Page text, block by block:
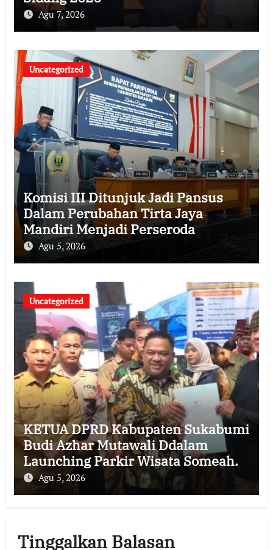
Agu 7, 2026
Uncategorized
Komisi III Ditunjuk Jadi Pansus
Dalam Perubahan Tirta Jaya
Mandiri Menjadi Perseroda
Agu 5, 2026
Uncategorized
KETUA DPRD Kabupaten Sukabumi
Budi Azhar Mutawali Ddalam
Launching Parkir Wisata Someah.
Agu 5, 2026
Tinggalkan Balasan